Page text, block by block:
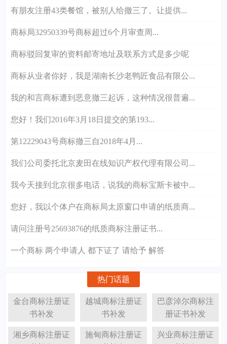
有朋友注册43类餐馆，被别人给撤三了。让提供...
商标局32950339号商标超过6个月审查周...
商标驳回复审的资料邮寄地址及联系方式是多少呢
商标从业者你好，我是湖南长沙老鸭匠食品有限公...
我的和言商标遭到恶意撤三起诉，这种情况很普遍...
您好！我们2016年3月18日提交的第193...
第12229043号商标撤三自2018年4月...
我们公司委托北京麦田在线知识产权代理有限公司...
我今天接到北京很多电话，说我的商标宝斯卡被中...
您好，我以个体户在商标局太原窗口申请的纸质商...
请问注册号25693876的纸质商标注册证书...
一个商标 两个申请人 都下证了 请给予 解答
热门话题
金台商标注册证
书补发
越城商标注册证
书补发
巴彦淖尔商标注
册证书补发
湘乡商标注册证
施甸商标注册证
兴业商标注册证